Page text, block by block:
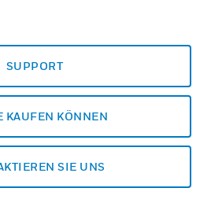
SUPPORT
KAUFEN KÖNNEN
SIE UNS